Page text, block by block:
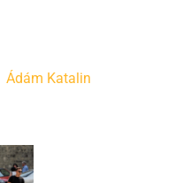
Ádám Katalin